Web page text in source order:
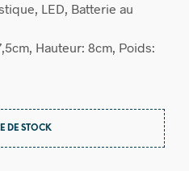
LED, Batterie au
Hauteur: 8cm, Poids:
DE STOCK